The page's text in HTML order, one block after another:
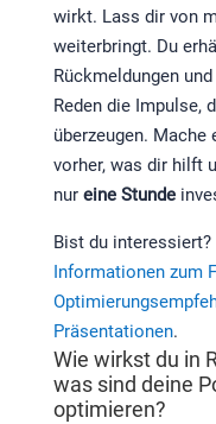
wirkt. Lass dir von
weiterbringt. Du
Rückmeldungen
Reden die Impulse,
überzeugen. Mache
vorher, was dir hilft
nur eine Stunde
Bist du
Informationen zum
Präsentationen.
Wie wirkst du in
was sind deine
optimieren?